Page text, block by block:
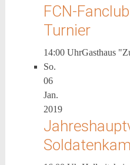
FCN-
Turnier
14:00 UhrGasthaus
So.
06
Jan.
2019